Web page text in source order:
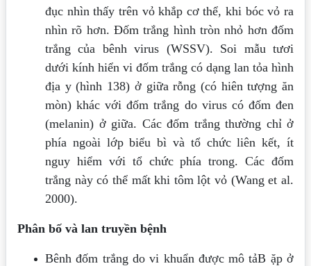
đục nhìn thấy trên vỏ khắp cơ thể, khi bóc vỏ ra
nhìn rõ hơn. Đốm trắng hình tròn nhỏ hơn đốm
trắng của bênh virus (WSSV). Soi mẫu tươi
dưới kính hiển vi đốm trắng có dạng lan tỏa hình
địa y (hình 138) ở giữa rỗng (có hiên tượng ăn
mòn) khác với đốm trắng do virus có đốm đen
(melanin) ở giữa. Các đốm trắng thường chỉ ở
phía ngoài lớp biểu bì và tổ chức liên kết, ít
nguy hiểm với tổ chức phía trong. Các đốm
trắng này có thể mất khi tôm lột vỏ (Wang et al.
2000).
Phân bố và lan truyền bệnh
Bênh đốm trắng do vi khuẩn được mô tảB ặp ở